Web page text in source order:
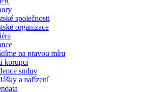
společnosti
organizace
na pravou míru
korupci
smluv
a nařízení